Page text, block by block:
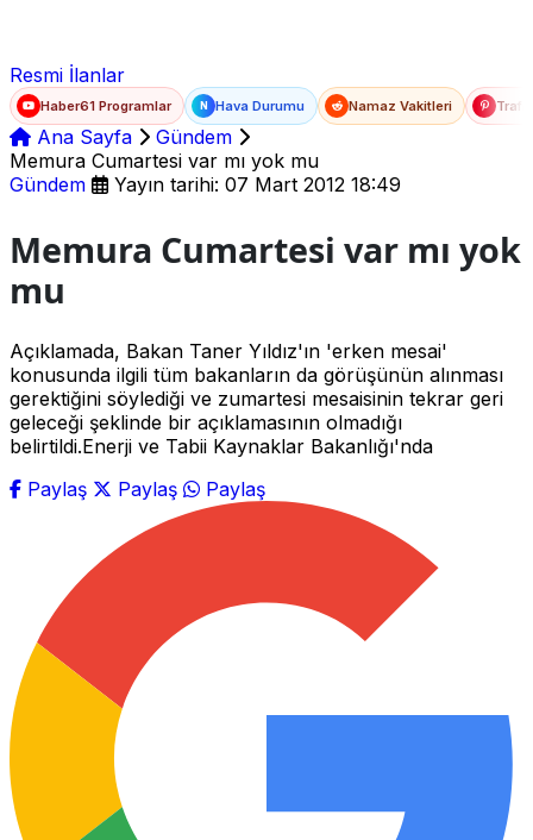
Resmi İlanlar
Haber61 Programlar N Hava Durumu Namaz Vakitleri
Ana Sayfa
Gündem
Memura Cumartesi var mı yok mu
Gündem
Yayın tarihi: 07 Mart 2012 18:49
Memura Cumartesi var mı yok
mu
Açıklamada, Bakan Taner Yıldız'ın 'erken mesai'
konusunda ilgili tüm bakanların da görüşünün alınması
gerektiğini söylediği ve zumartesi mesaisinin tekrar geri
geleceği şeklinde bir açıklamasının olmadığı
belirtildi.Enerji ve Tabii Kaynaklar Bakanlığı'nda
Paylaş
Paylaş Paylaş